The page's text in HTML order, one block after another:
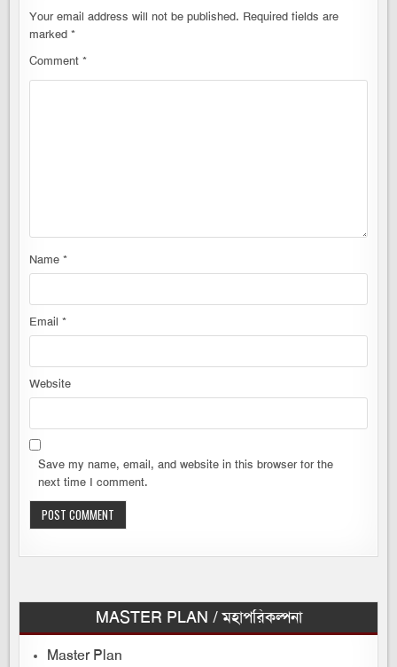
Your email address will not be published. Required fields are
marked*
Comment*
Name*
Email*
Website
Save my name, email, and website in this browser for the
next time I comment.
MASTER PLAN / মহাপরিকল্পনা
Master Plan